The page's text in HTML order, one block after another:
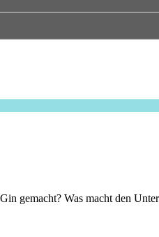
gemacht? Was macht den